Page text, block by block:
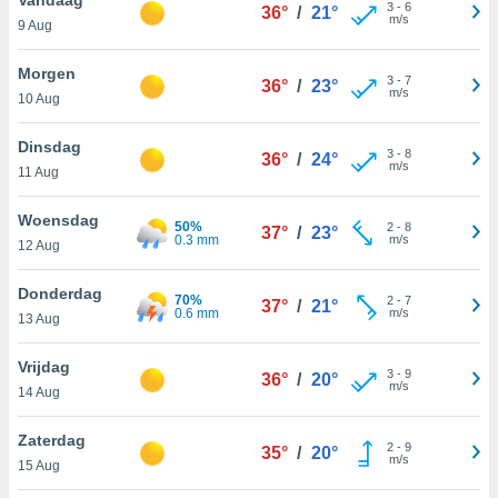
zien. U
in
en kunt
op elk
onder
dat geval
u dat
9 Aug
36° / 21° 3- 6
m/s
Morgen
10 Aug
36° / 23° 3- 7
m/s
Dinsdag
11 Aug
36° / 24° 3- 8
m/s
Woensdag
12 Aug
50%
0.3 mm
37° / 23° 2- 8
m/s
Donderdag
13 Aug
70%
0.6 mm
37° / 21° 2- 7
m/s
Vrijdag
14 Aug
36° / 20° 3- 9
m/s
Zaterdag
15 Aug
35° / 20° 2- 9
m/s